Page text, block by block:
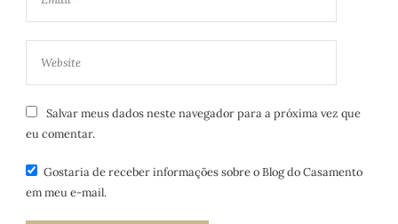
Salvar meus dados neste navegador para a próxima vez que
eu comentar.
Gostaria de receber informações sobre o Blog do Casamento
em meu e-mail.